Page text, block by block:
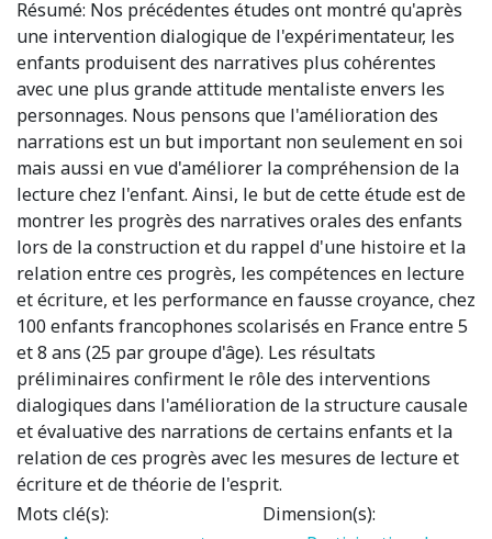
Résumé: Nos précédentes études ont montré qu'après
une intervention dialogique de l'expérimentateur, les
enfants produisent des narratives plus cohérentes
avec une plus grande attitude mentaliste envers les
personnages. Nous pensons que l'amélioration des
narrations est un but important non seulement en soi
mais aussi en vue d'améliorer la compréhension de la
lecture chez l'enfant. Ainsi, le but de cette étude est de
montrer les progrès des narratives orales des enfants
lors de la construction et du rappel d'une histoire et la
relation entre ces progrès, les compétences en lecture
et écriture, et les performance en fausse croyance, chez
100 enfants francophones scolarisés en France entre 5
et 8 ans (25 par groupe d'âge). Les résultats
préliminaires confirment le rôle des interventions
dialogiques dans l'amélioration de la structure causale
et évaluative des narrations de certains enfants et la
relation de ces progrès avec les mesures de lecture et
écriture et de théorie de l'esprit.
Mots clé(s):
Dimension(s):